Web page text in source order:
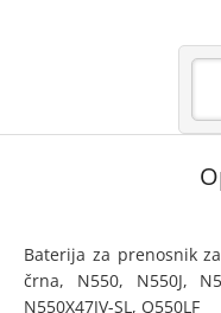
Baterija za prenosnik
črna, N550, N550J,
N550X47JV-SL, Q550LF